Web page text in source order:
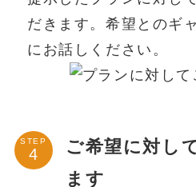
だきます。希望とのギ
にお話しください。
STEP
ご希望に対し
ます